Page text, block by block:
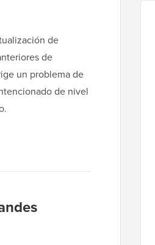
de
de
un problema de
de nivel